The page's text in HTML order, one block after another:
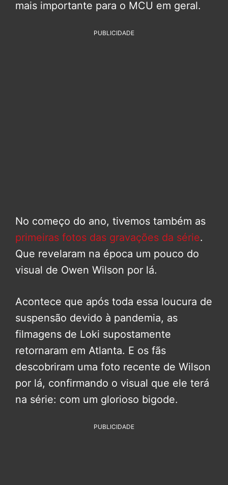
mais importante para o MCU em geral.
PUBLICIDADE
No começo do ano, tivemos também as
primeiras fotos das gravações da série.
Que revelaram na época um pouco do
visual de Owen Wilson por lá.
Acontece que após toda essa loucura de
suspensão devido à pandemia, as
filmagens de Loki supostamente
retornaram em Atlanta. E os fãs
descobriram uma foto recente de Wilson
por lá, confirmando o visual que ele terá
na série: com um glorioso bigode.
PUBLICIDADE